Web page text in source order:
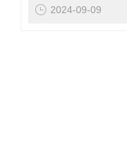
2024-09-09